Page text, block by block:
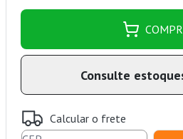
Consulte
Calcular o frete